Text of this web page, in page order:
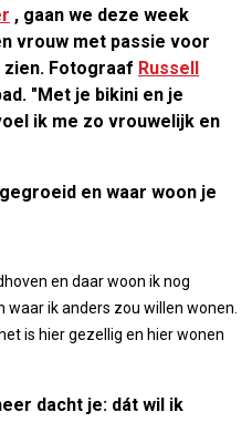
, gaan we deze week
vrouw met passie voor
Fotograaf Russell
"Met je bikini en je
ik me zo vrouwelijk en
en waar woon je
en daar woon ik nog
ik anders zou willen wonen.
is hier gezellig en hier wonen
dacht je: dát wil ik